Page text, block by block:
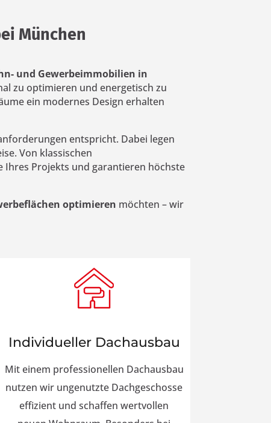
München
und Gewerbeimmobilien in
zu optimieren und energetisch zu
ein modernes Design erhalten
entspricht. Dabei legen
Von klassischen
Ihres Projekts und garantieren höchste
optimieren möchten – wir
Individueller Dachausbau
Mit einem professionellen Dachausbau
nutzen wir ungenutzte Dachgeschosse
effizient und schaffen wertvollen